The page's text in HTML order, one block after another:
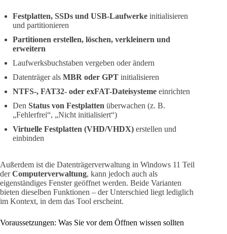
Festplatten, SSDs und USB-Laufwerke initialisieren
und partitionieren
Partitionen erstellen, löschen, verkleinern und
erweitern
Laufwerksbuchstaben vergeben oder ändern
Datenträger als MBR oder GPT initialisieren
NTFS-, FAT32- oder exFAT-Dateisysteme einrichten
Den Status von Festplatten überwachen (z. B.
„Fehlerfrei“, „Nicht initialisiert“)
Virtuelle Festplatten (VHD/VHDX) erstellen und
einbinden
Außerdem ist die Datenträgerverwaltung in Windows 11 Teil
derComputerverwaltung, kann jedoch auch als
eigenständiges Fenster geöffnet werden. Beide Varianten
bieten dieselben Funktionen – der Unterschied liegt lediglich
im Kontext, in dem das Tool erscheint.
Voraussetzungen: Was Sie vor dem Öffnen wissen sollten